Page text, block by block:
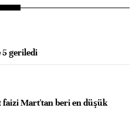
5 geriledi
faizi Mart'tan beri en düşük